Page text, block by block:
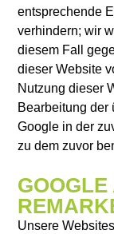
entsprechende
verhindern; wir
diesem Fall
dieser Website
Nutzung dieser
Bearbeitung der
Google in der
zu dem zuvor
Unsere